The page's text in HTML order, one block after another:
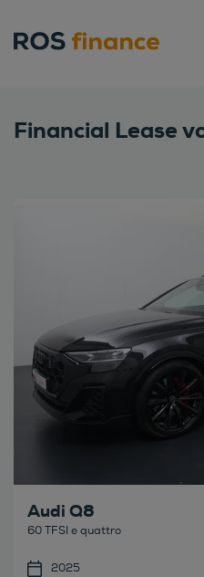
Financial Lease
Audi Q8
60 TFSI e quattro
2025